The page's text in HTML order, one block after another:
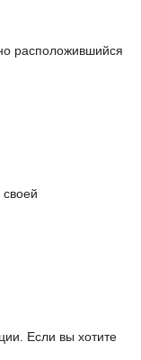
расположившийся
своей
Если вы хотите